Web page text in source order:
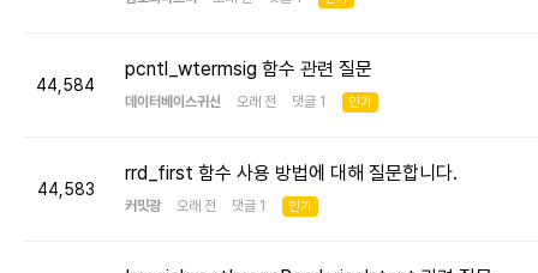
44,584
pcntl_wtermsig 함수 관련 질문
데이터베이스귀신 오래 전 댓글 1 인기
44,583
rrd_first 함수 사용 방법에 대해 질문합니다.
커밋광 오래 전 댓글 1 인기